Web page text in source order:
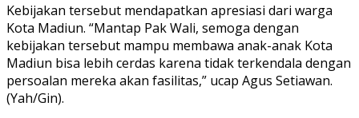
Kebijakan tersebut mendapatkan apresiasi dari warga
Kota Madiun. “Mantap Pak Wali, semoga dengan
kebijakan tersebut mampu membawa anak-anak Kota
Madiun bisa lebih cerdas karena tidak terkendala dengan
persoalan mereka akan fasilitas,” ucap Agus Setiawan.
(Yah/Gin).